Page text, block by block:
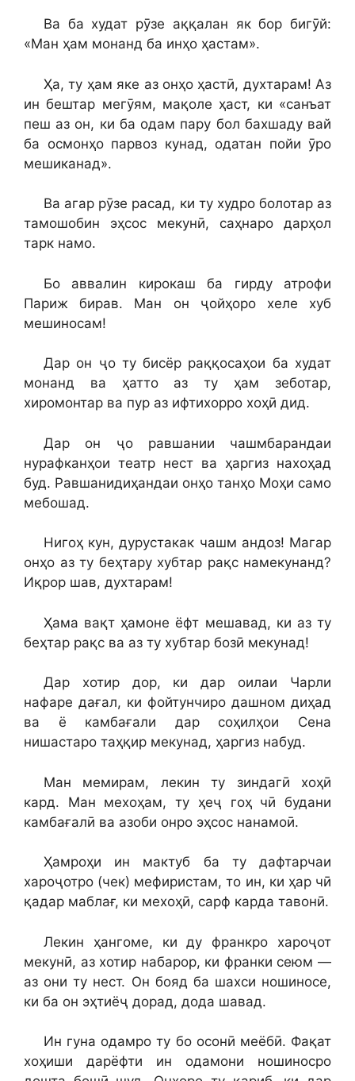
Ва ба худат рӯзе аққалан як бор бигӯй:
«Ман ҳам монанд ба инҳо ҳастам».
Ҳа, ту ҳам яке аз онҳо ҳастӣ, духтарам! Аз
ин бештар мегӯям, мақоле ҳаст, ки «санъат
пеш аз он, ки ба одам пару бол бахшаду вай
ба осмонҳо парвоз кунад, одатан пойи ӯро
мешиканад».
Ва агар рӯзе расад, ки ту худро болотар аз
тамошобин эҳсос мекунӣ, саҳнаро дарҳол
тарк намо.
Бо аввалин кирокаш ба гирду атрофи
Париж бирав. Ман он ҷойҳоро хеле хуб
мешиносам!
Дар он ҷо ту бисёр раққосаҳои ба худат
монанд ва ҳатто аз ту ҳам зеботар,
хиромонтар ва пур аз ифтихорро хоҳӣ дид.
Дар он ҷо равшании чашмбарандаи
нурафканҳои театр нест ва ҳаргиз нахоҳад
буд. Равшанидиҳандаи онҳо танҳо Моҳи само
мебошад.
Нигоҳ кун, дурустакак чашм андоз! Магар
онҳо аз ту беҳтару хубтар рақс намекунанд?
Иқрор шав, духтарам!
Ҳама вақт ҳамоне ёфт мешавад, ки аз ту
беҳтар рақс ва аз ту хубтар бозӣ мекунад!
Дар хотир дор, ки дар оилаи Чарли
нафаре дағал, ки фойтунчиро дашном диҳад
ва ё камбағали дар соҳилҳои Сена
нишастаро таҳқир мекунад, ҳаргиз набуд.
Ман мемирам, лекин ту зиндагӣ хоҳӣ
кард. Ман мехоҳам, ту ҳеҷ гоҳ чӣ будани
камбағалӣ ва азоби онро эҳсос нанамоӣ.
Ҳамроҳи ин мактуб ба ту дафтарчаи
хароҷотро (чек) мефиристам, то ин, ки ҳар чӣ
қадар маблағ, ки мехоҳӣ, сарф карда тавонӣ.
Лекин ҳангоме, ки ду франкро хароҷот
мекунӣ, аз хотир набарор, ки франки сеюм —
аз они ту нест. Он бояд ба шахси ношиносе,
ки ба он эҳтиёҷ дорад, дода шавад.
Ин гуна одамро ту бо осонӣ меёбӣ. Фақат
хоҳиши дарёфти ин одамони ношиносро